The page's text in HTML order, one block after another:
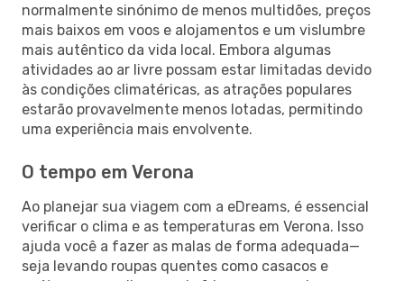
normalmente sinónimo de menos multidões, preços
mais baixos em voos e alojamentos e um vislumbre
mais autêntico da vida local. Embora algumas
atividades ao ar livre possam estar limitadas devido
às condições climatéricas, as atrações populares
estarão provavelmente menos lotadas, permitindo
uma experiência mais envolvente.
O tempo em Verona
Ao planejar sua viagem com a eDreams, é essencial
verificar o clima e as temperaturas em Verona. Isso
ajuda você a fazer as malas de forma adequada—
seja levando roupas quentes como casacos e